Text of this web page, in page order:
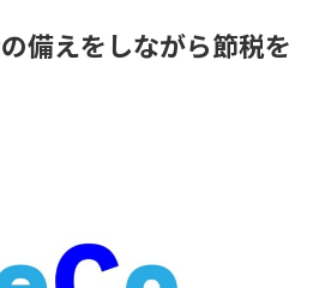
備えをしながら節税を